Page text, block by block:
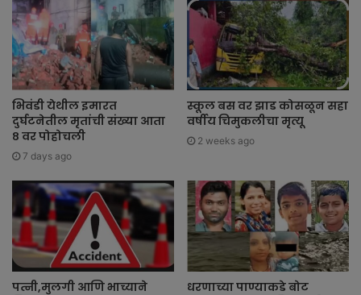
भिवंडी येथील इमारत
दुर्घटनेतील मृतांची संख्या आता
८ वर पोहोचली
7 days ago
स्कूल बस वर झाड कोसळून सहा
वर्षीय चिमुकलीचा मृत्यू
2 weeks ago
पत्नी,मुलगी आणि भाच्याने
धरणाच्या पाण्याकडे बोट